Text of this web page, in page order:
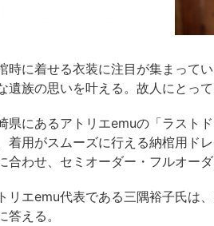
時に着せる衣装に注目が集まって
遺族の思いを叶える。故人にとっ
県にあるアトリエemuの「ラスト
着用がスムーズに行える納棺用ド
合わせ、セミオーダー・フルオー
リエemu代表である三隅裕子氏は
答える。